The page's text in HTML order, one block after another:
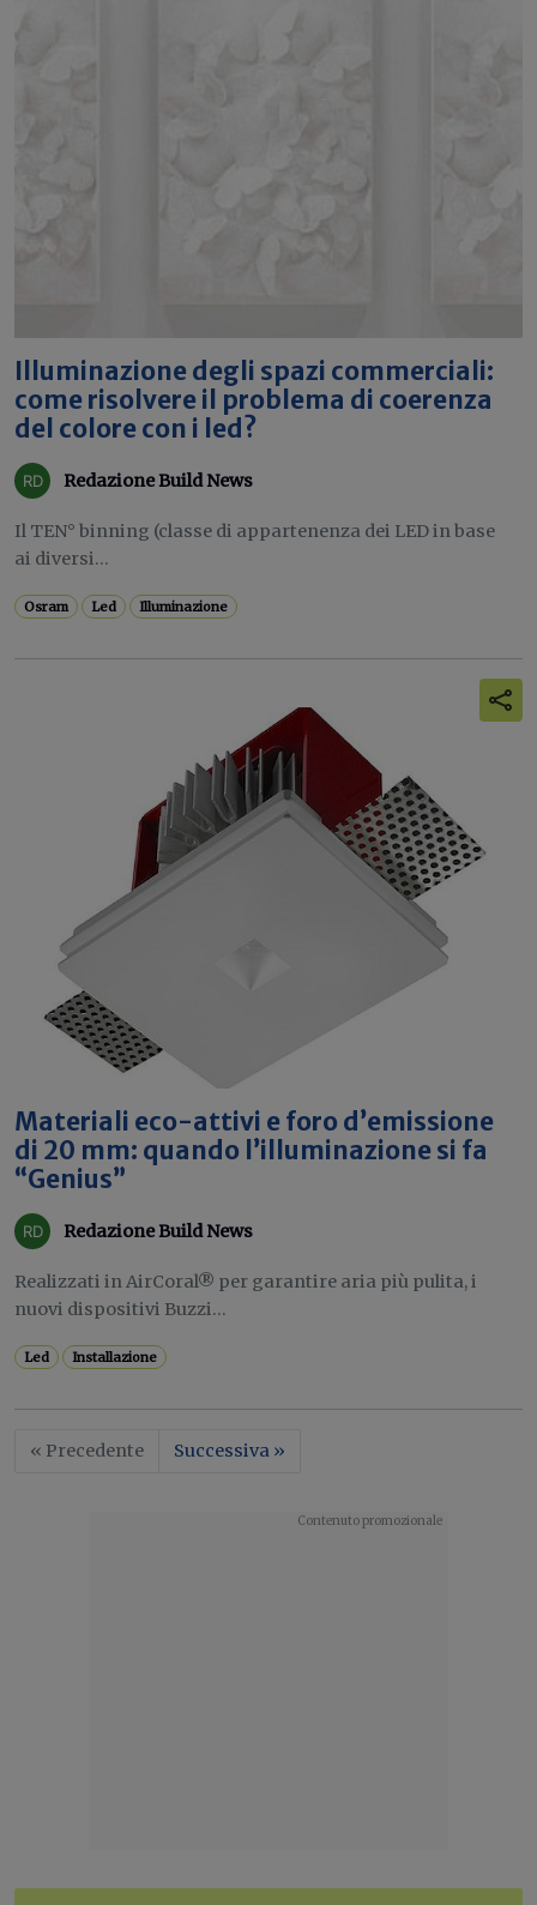
Illuminazione degli spazi commerciali:
come risolvere il problema di coerenza
del colore con i led?
Redazione Build News
Il TEN° binning (classe di appartenenza dei LED in base
ai diversi...
Osram Led Illuminazione
Materiali eco-attivi e foro d’emissione
di 20 mm: quando l’illuminazione si fa
“Genius”
Redazione Build News
Realizzati in AirCoral® per garantire aria più pulita, i
nuovi dispositivi Buzzi...
Led Installazione
« Precedente Successiva »